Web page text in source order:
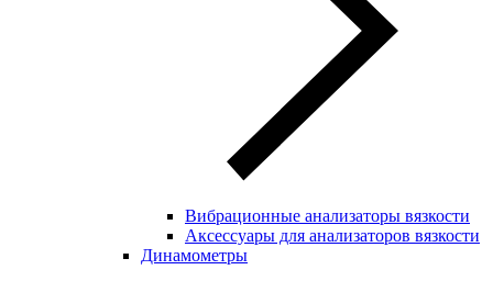
Вибрационные анализаторы вязкости
Аксессуары для анализаторов вязкости
Динамометры